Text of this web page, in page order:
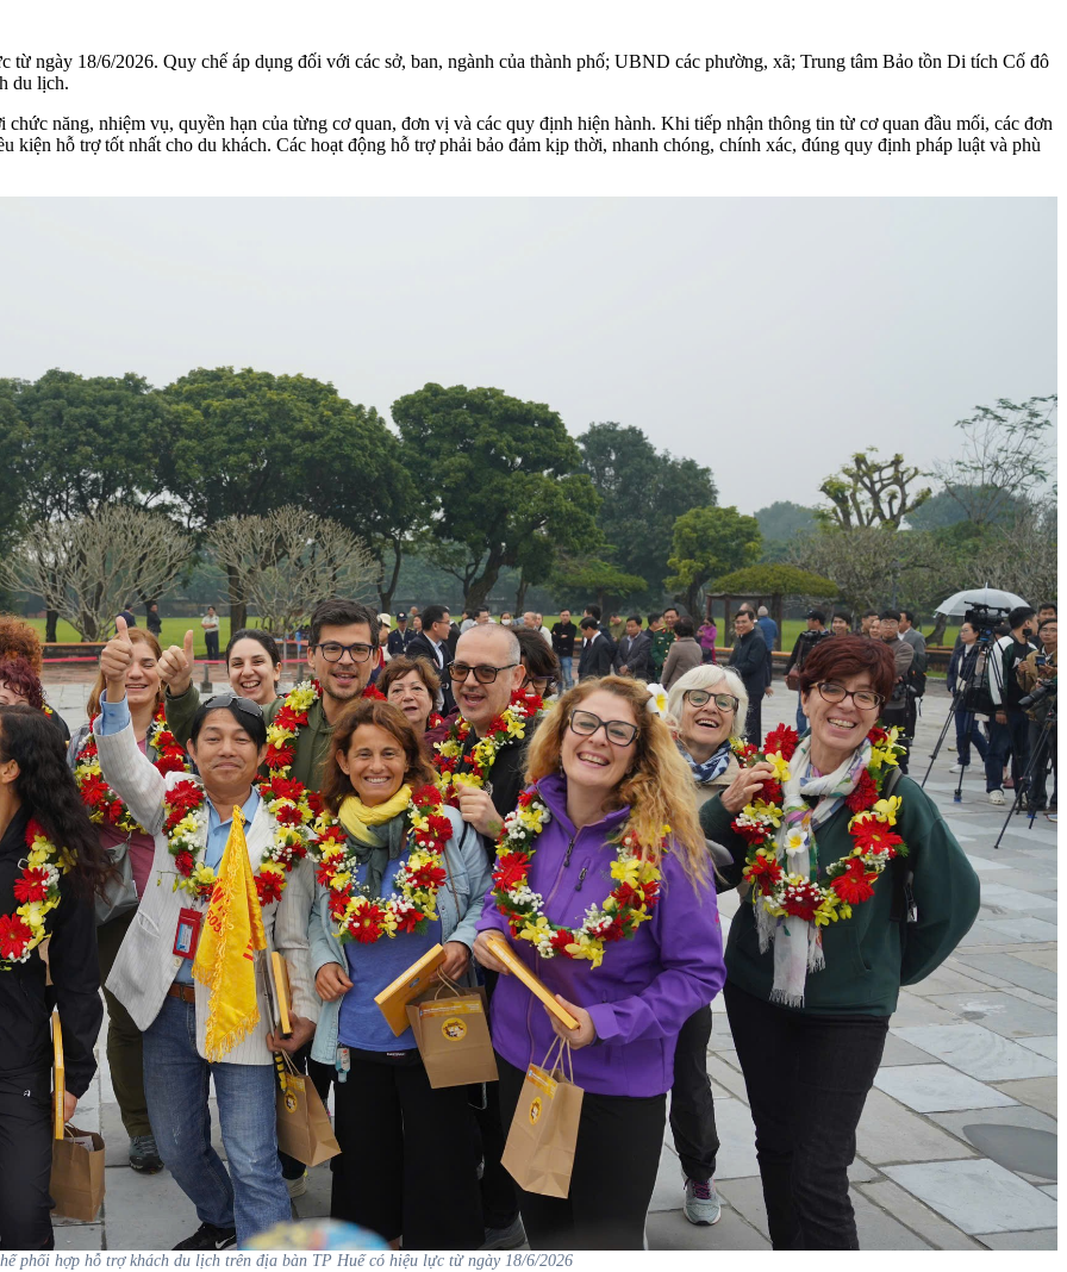
ngày 18/6/2026. Quy chế áp dụng đối với các sở, ban, ngành của thành phố; UBND các phường, xã; Trung tâm Bảo tồn Di tích Cố đô
du lịch.
năng, nhiệm vụ, quyền hạn của từng cơ quan, đơn vị và các quy định hiện hành. Khi tiếp nhận thông tin từ cơ quan đầu mối, các đơn
hỗ trợ tốt nhất cho du khách. Các hoạt động hỗ trợ phải bảo đảm kịp thời, nhanh chóng, chính xác, đúng quy định pháp luật và phù
phối hợp hỗ trợ khách du lịch trên địa bàn TP Huế có hiệu lực từ ngày 18/6/2026